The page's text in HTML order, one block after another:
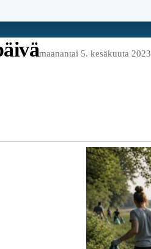
maanantai 5. kesäkuuta 2023